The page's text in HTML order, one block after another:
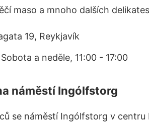
maso a mnoho dalších
19, Reykjavík
Sobota a neděle, 11:00 - 17:00
náměstí Ingólfstorg
se náměstí Ingólfstorg v